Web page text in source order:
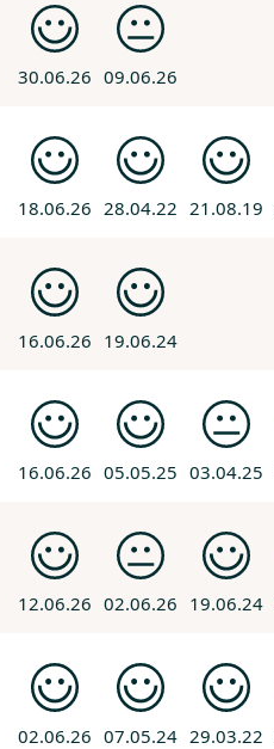
30.06.26 09.06.26
18.06.26 28.04.22 21.08.19
16.06.26 19.06.24
16.06.26 05.05.25 03.04.25
12.06.26 02.06.26 19.06.24
02.06.26 07.05.24 29.03.22